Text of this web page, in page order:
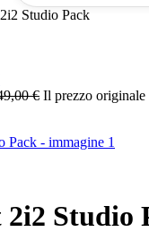
Studio Pack
€ Il prezzo originale
Studio